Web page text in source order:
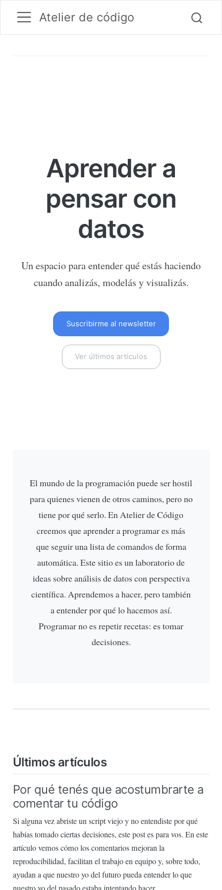
Atelier de código
Aprender a
pensar con
datos
Un espacio para entender qué estás haciendo
cuando analizás, modelás y visualizás.
Suscribirme al newsletter
Ver últimos artículos
El mundo de la programación puede ser hostil
para quienes vienen de otros caminos, pero no
tiene por qué serlo. En Atelier de Código
creemos que aprender a programar es más
que seguir una lista de comandos de forma
automática. Este sitio es un laboratorio de
ideas sobre análisis de datos con perspectiva
científica. Aprendemos a hacer, pero también
a entender por qué lo hacemos así.
Programar no es repetir recetas: es tomar
decisiones.
Últimos artículos
Por qué tenés que acostumbrarte a
comentar tu código
Si alguna vez abriste un script viejo y no entendiste por qué
habías tomado ciertas decisiones, este post es para vos. En este
artículo vemos cómo los comentarios mejoran la
reproducibilidad, facilitan el trabajo en equipo y, sobre todo,
ayudan a que nuestro yo del futuro pueda entender lo que